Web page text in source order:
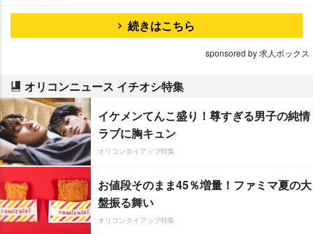
続きはこちら
sponsored by 求人ボックス
オリコンニュース イチオシ特集
イケメンてんこ盛り！尊すぎる男子の純情
ラブに胸キュン
オリコンタイアップ特集
お値段そのまま45％増量！ファミマ夏の大
盤振る舞い
オリコンタイアップ特集